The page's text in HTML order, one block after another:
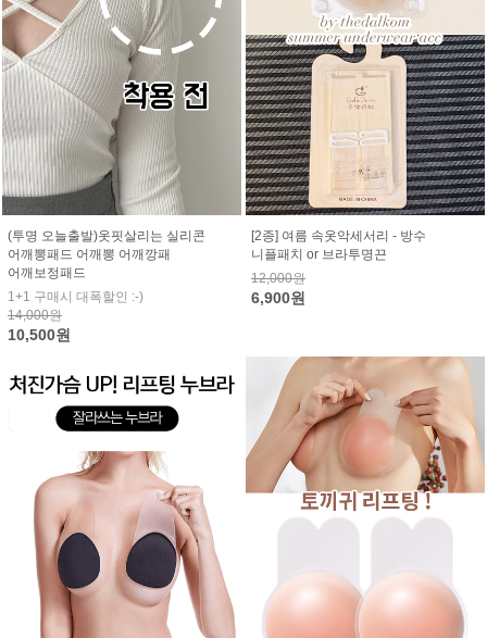
(투명 오늘출발)옷핏살리는 실리콘
어깨뽕패드 어깨뽕 어깨깡패
어깨보정패드
1+1 구매시 대폭할인 :-)
14,000원
10,500원
[2종] 여름 속옷악세서리 - 방수
니플패치 or 브라투명끈
12,000원
6,900원